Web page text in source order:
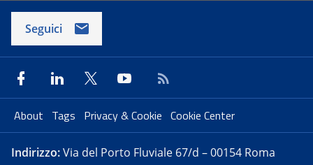
Seguici
About Tags Privacy & Cookie Cookie Center
Indirizzo:Via del Porto Fluviale 67/d – 00154 Roma